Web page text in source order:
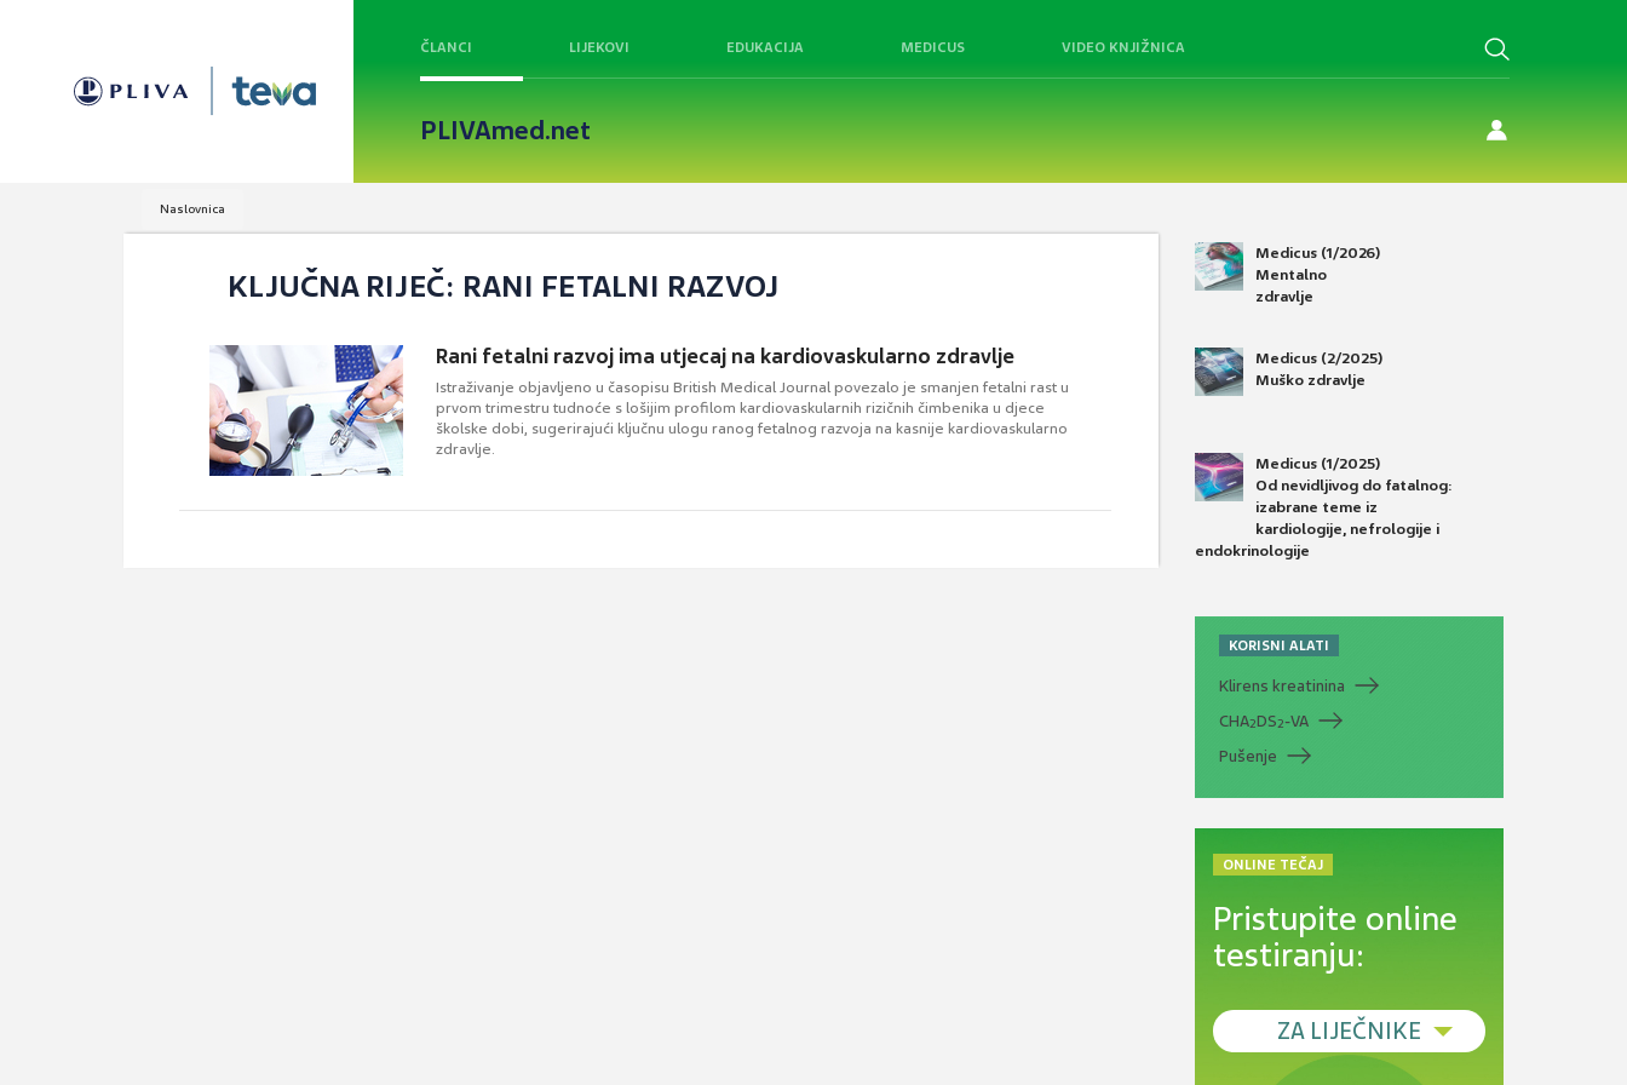
ČLANCI LIJEKOVI EDUKACIJA MEDICUS VIDEO KNJIŽNICA
PLIVAmed.net
Naslovnica
KLJUČNA RIJEČ: RANI FETALNI RAZVOJ
Rani fetalni razvoj ima utjecaj na kardiovaskularno zdravlje
Istraživanje objavljeno u časopisu British Medical Journal povezalo je smanjen fetalni rast u
prvom trimestru tudnoće s lošijim profilom kardiovaskularnih rizičnih čimbenika u djece
školske dobi, sugerirajući ključnu ulogu ranog fetalnog razvoja na kasnije kardiovaskularno
zdravlje.
Medicus (1/2026)
Mentalno
zdravlje
Medicus (2/2025)
Muško zdravlje
Medicus (1/2025)
Od nevidljivog do fatalnog:
izabrane teme iz
kardiologije, nefrologije i
endokrinologije
KORISNI ALATI
Klirens kreatinina
CHA2DS2-VA
Pušenje
ONLINE TEČAJ
Pristupite online
testiranju:
ZA LIJEČNIKE